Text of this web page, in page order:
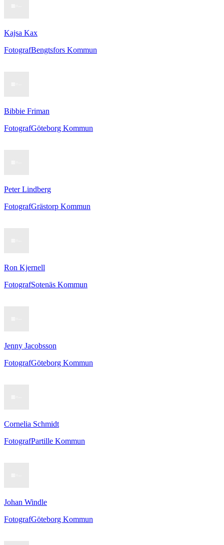
Kajsa Kax
FotografBengtsfors Kommun
Bibbie Friman
FotografGöteborg Kommun
Peter Lindberg
FotografGrästorp Kommun
Ron Kjernell
FotografSotenäs Kommun
Jenny Jacobsson
FotografGöteborg Kommun
Cornelia Schmidt
FotografPartille Kommun
Johan Windle
FotografGöteborg Kommun